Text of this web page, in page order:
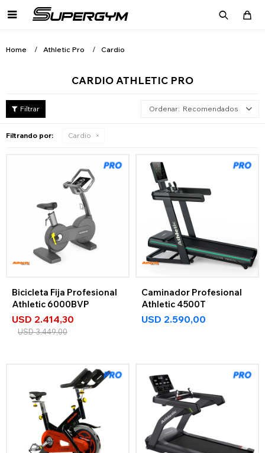

Home Athletic Pro Cardio
CARDIO ATHLETIC PRO
Recomendados
Filtrando por: Cardio
Bicicleta Fija Profesional
Athletic 6000BVP
USD 2.414,30
USD3.449,00
Caminador Profesional
Athletic 4500T
USD 2.590,00